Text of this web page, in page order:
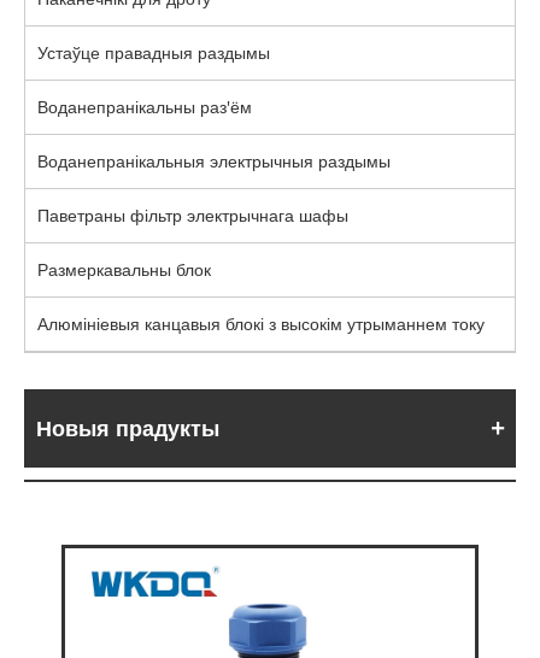
Устаўце правадныя раздымы
Воданепранікальны раз'ём
Воданепранікальныя электрычныя раздымы
Паветраны фільтр электрычнага шафы
Размеркавальны блок
Алюмініевыя канцавыя блокі з высокім утрыманнем току
Новыя прадукты